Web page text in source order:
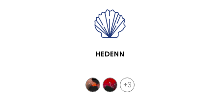
VISTA RÁPIDA
HEDENN
+3